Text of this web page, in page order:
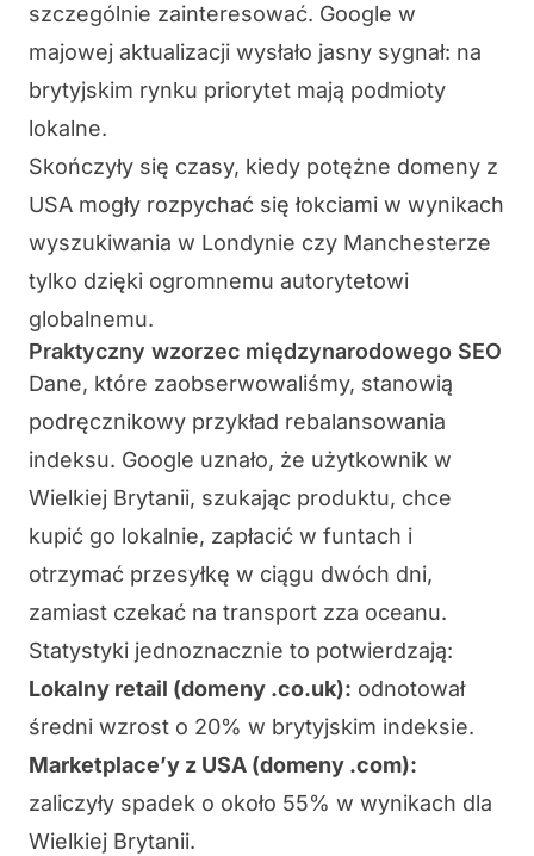
szczególnie zainteresować. Google w
majowej aktualizacji wysłało jasny sygnał: na
brytyjskim rynku priorytet mają podmioty
lokalne.
Skończyły się czasy, kiedy potężne domeny z
USA mogły rozpychać się łokciami w wynikach
wyszukiwania w Londynie czy Manchesterze
tylko dzięki ogromnemu autorytetowi
globalnemu.
Praktyczny wzorzec międzynarodowego SEO
Dane, które zaobserwowaliśmy, stanowią
podręcznikowy przykład rebalansowania
indeksu. Google uznało, że użytkownik w
Wielkiej Brytanii, szukając produktu, chce
kupić go lokalnie, zapłacić w funtach i
otrzymać przesyłkę w ciągu dwóch dni,
zamiast czekać na transport zza oceanu.
Statystyki jednoznacznie to potwierdzają:
Lokalny retail (domeny .co.uk): odnotował
średni wzrost o 20% w brytyjskim indeksie.
Marketplace’y z USA (domeny .com):
zaliczyły spadek o około 55% w wynikach dla
Wielkiej Brytanii.